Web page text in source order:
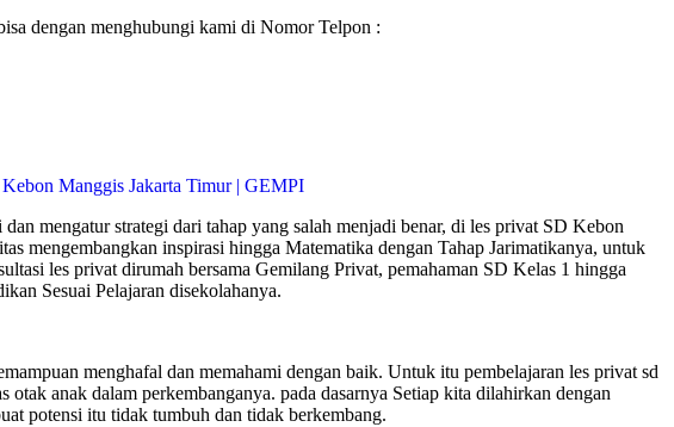
dengan menghubungi kami di Nomor Telpon :
mengatur strategi dari tahap yang salah menjadi benar, di les privat SD Kebon
mengembangkan inspirasi hingga Matematika dengan Tahap Jarimatikanya, untuk
les privat dirumah bersama Gemilang Privat, pemahaman SD Kelas 1 hingga
Sesuai Pelajaran disekolahanya.
menghafal dan memahami dengan baik. Untuk itu pembelajaran les privat sd
anak dalam perkembanganya. pada dasarnya Setiap kita dilahirkan dengan
potensi itu tidak tumbuh dan tidak berkembang.